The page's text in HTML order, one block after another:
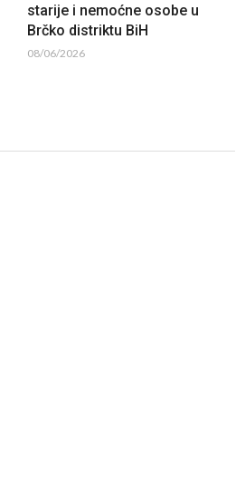
starije i nemoćne osobe u
Brčko distriktu BiH
08/06/2026